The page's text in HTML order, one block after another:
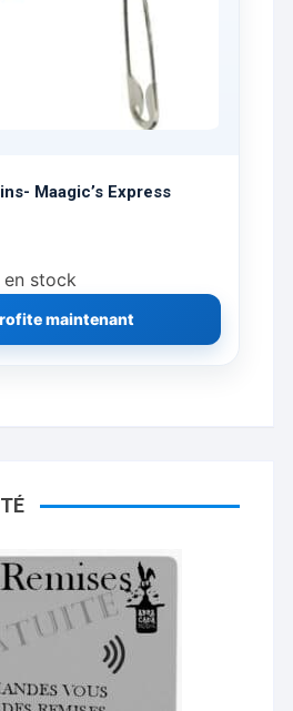
Maagic’s Express
en stock
maintenant